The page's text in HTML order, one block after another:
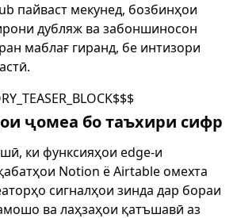
пайваст мекунед, бозбинҳои
дубляж ва забоншиносон
маблағ гиранд, бе интизори
ҷомеа бо таъхири сифр
ки функсияҳои edge-и
Notion ё Airtable омехта
сигналҳои зинда дар бораи
ва лаҳзаҳои қатъшавӣ аз